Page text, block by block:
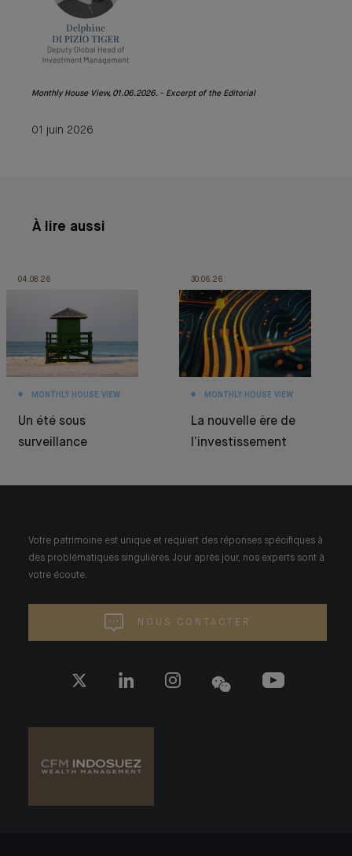
Monthly House View, 01.06.2026. - Excerpt of the Editorial
01 juin 2026
À lire aussi
04.08.26
MONTHLY HOUSE VIEW
Un été sous
surveillance
30.06.26
MONTHLY HOUSE VIEW
La nouvelle ère de
l’investissement
Votre patrimoine est unique et requiert des réponses spécifiques à
des problématiques singulières. Jour après jour, nos experts sont à
votre écoute.
NOUS CONTACTER